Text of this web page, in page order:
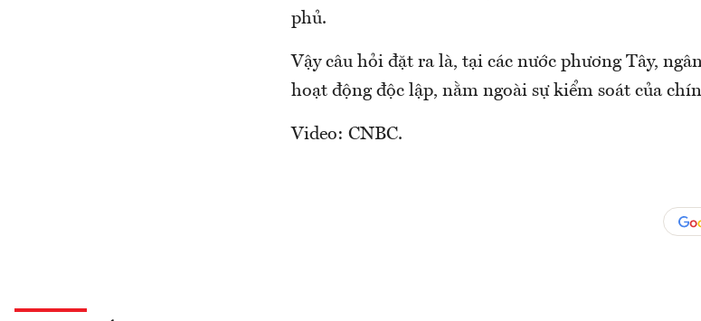
phủ.
Vậy câu hỏi đặt ra là, tại các nước phương Tây,
hoạt động độc lập, nằm ngoài sự kiểm soát của
Video: CNBC.